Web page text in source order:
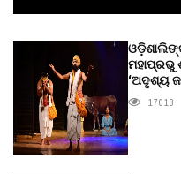
ମହାପ୍ରଭୁ
‘ଅଦୃଶ୍ୟ
17018